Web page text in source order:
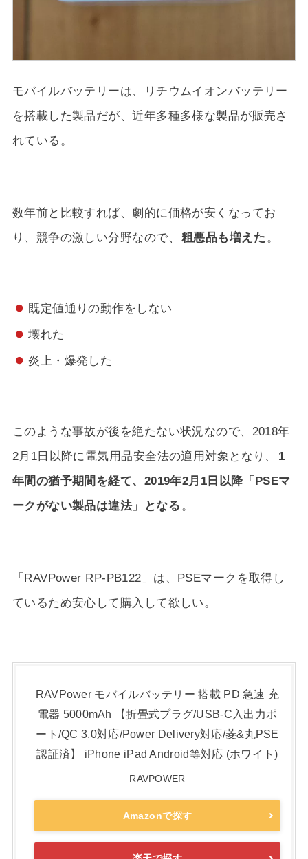
モバイルバッテリーは、リチウムイオンバッテリー
を搭載した製品だが、近年多種多様な製品が販売さ
れている。
数年前と比較すれば、劇的に価格が安くなってお
り、競争の激しい分野なので、
粗悪品も増えた 。
既定値通りの動作をしない
壊れた
炎上・爆発した
このような事故が後を絶たない状況なので、2018年
2月1日以降に電気用品安全法の適用対象となり、
1
年間の猶予期間を経て、2019年2月1日以降「PSEマ
ークがない製品は違法」となる 。
「RAVPower RP-PB122」は、PSEマークを取得し
ているため安心して購入して欲しい。
RAVPower モバイルバッテリー 搭載 PD 急速 充
電器 5000mAh 【折畳式プラグ/USB-C入出力ポ
ート/QC 3.0対応/Power Delivery対応/菱&丸PSE
認証済】 iPhone iPad Android等対応 (ホワイト)
RAVPOWER
Amazonで探す